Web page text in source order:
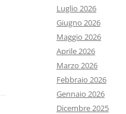
Luglio 2026
Giugno 2026
Maggio 2026
Aprile 2026
Marzo 2026
Febbraio 2026
Gennaio 2026
Dicembre 2025